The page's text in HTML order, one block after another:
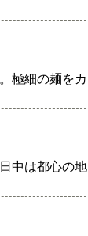
極細の麺をカ
中は都心の地